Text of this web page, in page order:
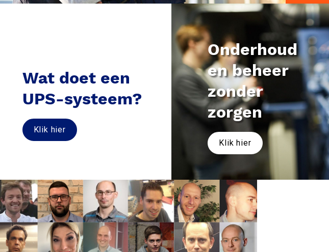
Wat doet een
UPS-systeem?
Klik hier
Onderhoud
en beheer
zonder
zorgen
Klik hier